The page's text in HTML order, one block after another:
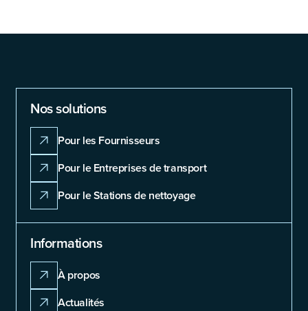
Nos solutions
Pour les Fournisseurs
Pour le Entreprises de transport
Pour le Stations de nettoyage
Informations
À propos
Actualités